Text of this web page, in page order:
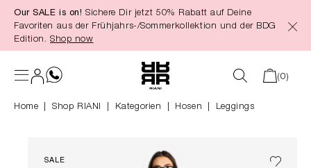
springen
Our SALE is on! Sichere Dir jetzt 50% Rabatt auf Deine
Favoriten aus der Frühjahrs-/Sommerkollektion und der BDG
Edition. Shop now
(0)
Home Shop RIANI Kategorien Hosen Leggings
SALE